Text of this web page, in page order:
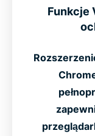
Funkcje